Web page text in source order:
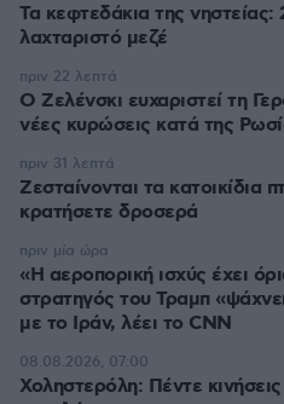
Τα κεφτεδάκια της νηστείας:
λαχταριστό μεζέ
Ο Ζελένσκι ευχαριστεί τη
νέες κυρώσεις κατά της
πριν 22 λεπτά
Ζεσταίνονται τα κατοικίδια
κρατήσετε δροσερά
πριν 31 λεπτά
«Η αεροπορική ισχύς έχει
στρατηγός του Τραμπ
με το Ιράν, λέει το CNN
πριν μία ώρα
Χοληστερόλη: Πέντε
08.08.2026, 07:00